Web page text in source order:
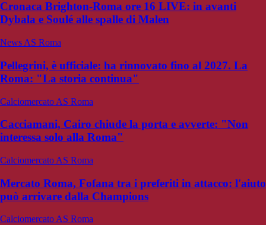
Cronaca Brighton-Roma ore 16 LIVE: in avanti
Dybala e Soulé alle spalle di Malen
News AS Roma
Pellegrini, è ufficiale: ha rinnovato fino al 2027. La
Roma: "La storia continua"
Calciomercato AS Roma
Cacciamani, Cairo chiude la porta e avverte: "Non
interessa solo alla Roma"
Calciomercato AS Roma
Mercato Roma, Fofana tra i preferiti in attacco: l'aiuto
può arrivare dalla Champions
Calciomercato AS Roma